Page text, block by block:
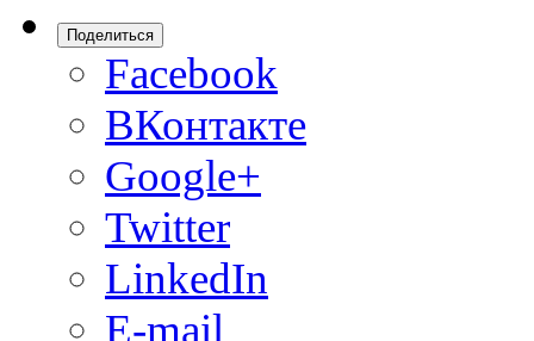
Поделиться
Facebook
ВКонтакте
Google+
Twitter
LinkedIn
E-mail